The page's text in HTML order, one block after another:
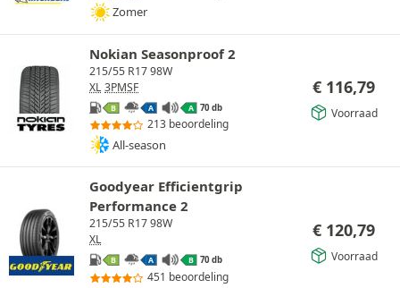
Zomer
Nokian Seasonproof 2
215/55 R17 98W
XL 3PMSF
B A A 70 db
213 beoordeling
All-season
€ 116,79
Voorraad
Goodyear Efficientgrip
Performance 2
215/55 R17 98W
XL
B A B 70 db
451 beoordeling
€ 120,79
Voorraad